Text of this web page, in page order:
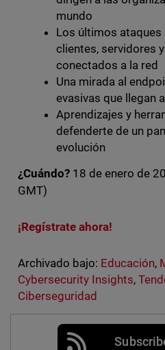
mundo
Los últimos ataques
clientes, servidores
conectados a la red
Una mirada al
evasivas que llegan
Aprendizajes y
defenderte de un
evolución
¿Cuándo?18 de enero de
GMT)
¡Regístrate ahora!
Archivado bajo: Educación,
Cybersecurity Insights,
Ciberseguridad